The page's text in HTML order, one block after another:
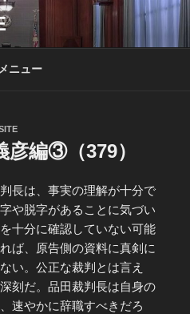
メニュー
編③（379）
長は、事実の理解が十分で
や脱字があることに気づい
十分に確認していない可能
ば、原告側の資料に真剣に
い。公正な裁判とは言え
刻だ。品田裁判長は自身の
速やかに辞職すべきだろ